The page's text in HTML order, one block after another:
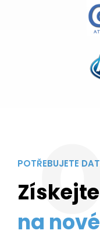
POTŘEBUJETE
V Datazille vám
bezmála 3